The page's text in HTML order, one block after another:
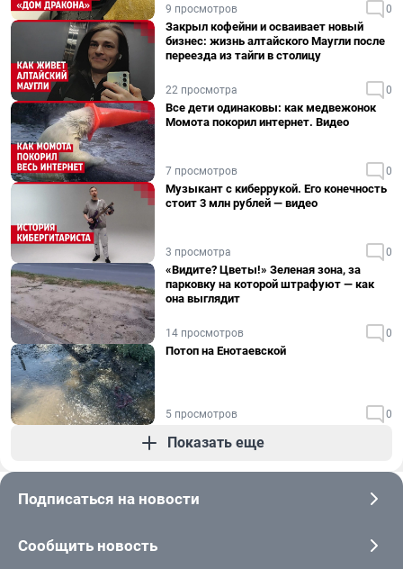
9 просмотров 0
Закрыл кофейни и осваивает новый
бизнес: жизнь алтайского Маугли после
переезда из тайги в столицу
22 просмотра 0
Все дети одинаковы: как медвежонок
Момота покорил интернет. Видео
7 просмотров 0
Музыкант с киберрукой. Его конечность
стоит 3 млн рублей — видео
3 просмотра 0
«Видите? Цветы!» Зеленая зона, за
парковку на которой штрафуют — как
она выглядит
14 просмотров 0
Потоп на Енотаевской
5 просмотров 0
Показать еще
Подписаться на новости
Сообщить новость